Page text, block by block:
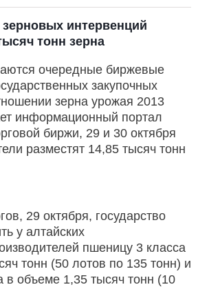
интервенций
тонн зерна
очередные биржевые
закупочных
зерна урожая 2013
информационный портал
биржи, 29 и 30 октября
разместят 14,85 тысяч тонн
29 октября, государство
у алтайских
пшеницу 3 класса
тонн (50 лотов по 135 тонн) и
в объеме 1,35 тысяч тонн (10